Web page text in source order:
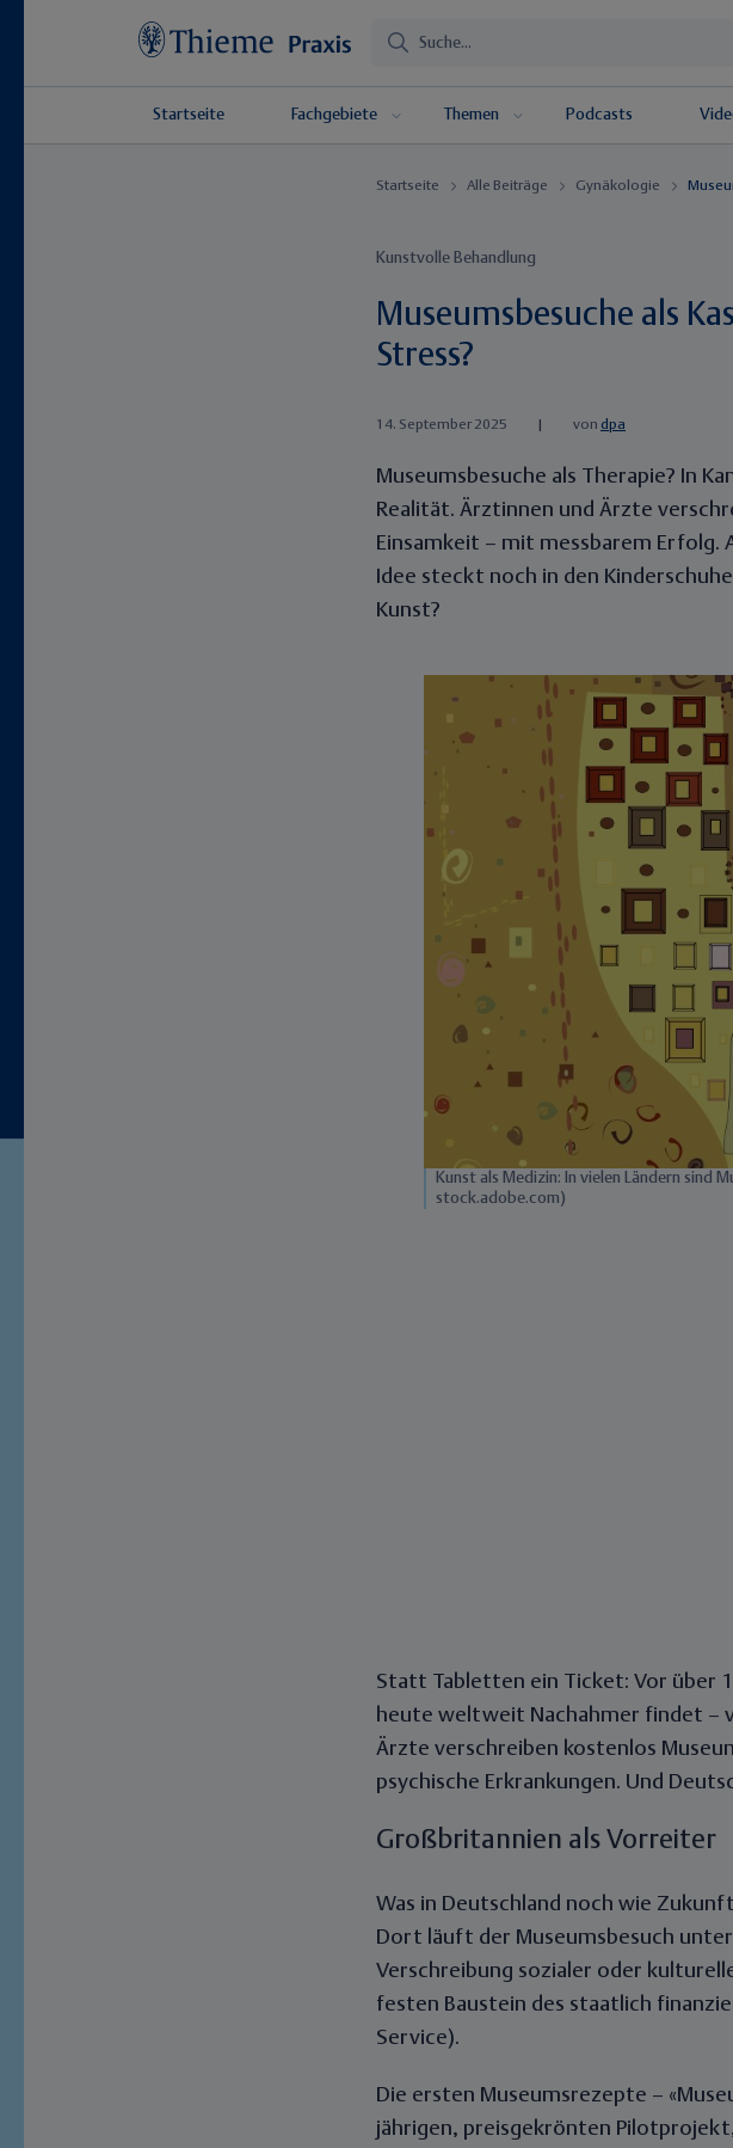
Startseite Fachgebiete Themen Podcasts
Startseite Alle Beiträge Gynäkologie
Kunstvolle Behandlung
Museumsbesuche als
Stress?
14. September 2025 von dpa
Museumsbesuche als Therapie? In
Realität. Ärztinnen und Ärzte
Einsamkeit – mit messbarem Erfolg.
Idee steckt noch in den
Kunst?
Kunst als Medizin: In vielen Ländern sind
stock.adobe.com)
Statt Tabletten ein Ticket: Vor über
heute weltweit Nachahmer findet –
Ärzte verschreiben kostenlos
psychische Erkrankungen. Und
Großbritannien als Vorreiter
Was in Deutschland noch wie
Dort läuft der Museumsbesuch unter
Verschreibung sozialer oder
festen Baustein des staatlich
Service).
Die ersten Museumsrezepte –
jährigen, preisgekrönten